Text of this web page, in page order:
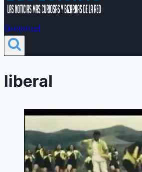
Groleros!
liberal